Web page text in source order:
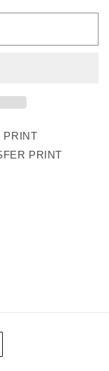
PRINT
PRINT